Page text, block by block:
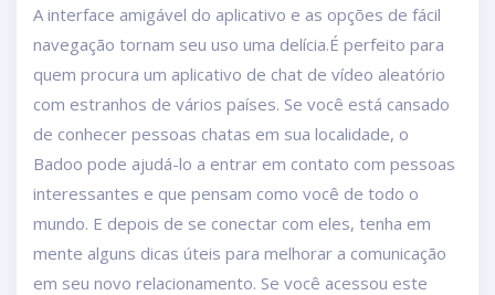
A interface amigável do aplicativo e as opções de fácil
navegação tornam seu uso uma delícia.É perfeito para
quem procura um aplicativo de chat de vídeo aleatório
com estranhos de vários países. Se você está cansado
de conhecer pessoas chatas em sua localidade, o
Badoo pode ajudá-lo a entrar em contato com pessoas
interessantes e que pensam como você de todo o
mundo. E depois de se conectar com eles, tenha em
mente alguns dicas úteis para melhorar a comunicação
em seu novo relacionamento. Se você acessou este